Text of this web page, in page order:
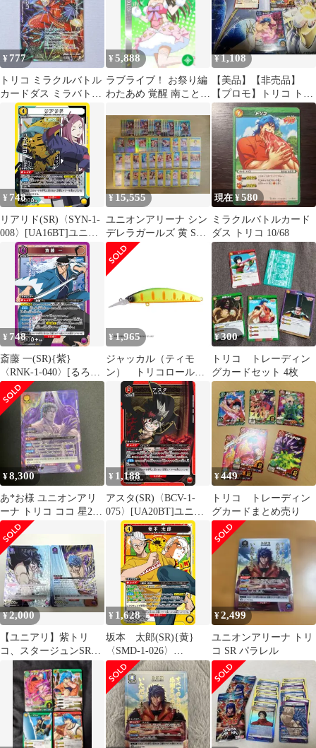
¥ 777
トリコ ミラクルバトル
カードダス ミラバト
008/102 UR 美食屋トリ
¥5,888
ラブライブ！ お祭り編
わたあめ 覚醒 南ことり
¥1,108
【美品】【非売品】
【プロモ】トリコ トレ
ーディングカード 3枚
セット
¥ 748
リアリド(SR)〈SYN-1-
008〉[UA16BT]ユニオ
ンアリーナ
¥15,555
ユニオンアリーナ シン
デレラガールズ 黄 SR
以下各4枚セット未使用
～プレイ
現在 ¥580
ミラクルバトルカード
ダス トリコ 10/68
¥ 748
斎藤 一(SR){紫}
〈RNK-1-040〉[るろう
に剣心 －明治剣客浪漫
譚－]ユニオンアリーナ
¥1,965
ジャッカル（ティモ
ン） トリコロールＧ
Ｔ ７２ＳＲ－Ｆ ホ
ットヤマメ
¥300
トリコ トレーディン
グカードセット 4枚
¥8,300
あ*お様 ユニオンアリ
ーナ トリコ ココ 星2パ
ラレル SR☆☆
¥ 1,188
アスタ(SR)〈BCV-1-
075〉[UA20BT]ユニオ
ンアリーナ
¥449
トリコ トレーディン
グカードまとめ売り
¥2,000
【ユニアリ】紫トリ
コ、スタージュンSR★
つながるイラスト
¥ 1,628
坂本 太郎(SR){黄}
〈SMD-1-026〉
[SAKAMOTO DAYS]ユ
ニオンアリーナ
¥2,499
ユニオンアリーナ トリ
コ SR パラレル